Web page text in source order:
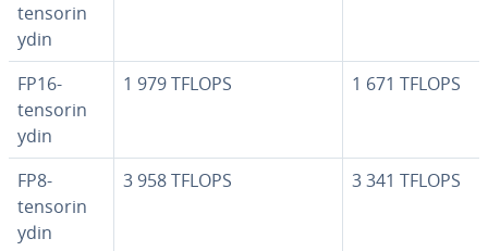
tensorin
ydin
FP16-
tensorin
ydin
1 979 TFLOPS 1 671 TFLOPS
FP8-
tensorin
ydin
3 958 TFLOPS 3 341 TFLOPS